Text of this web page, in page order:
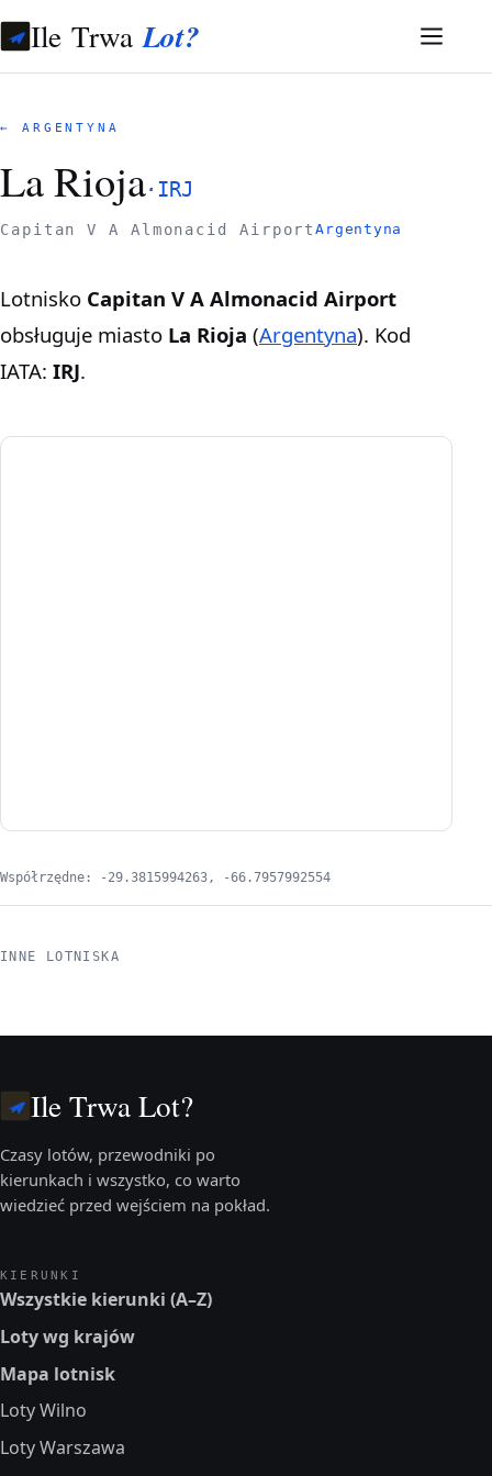
Ile TrwaLot?
← ARGENTYNA
La Rioja· IRJ
Capitan V A Almonacid AirportArgentyna
Lotnisko Capitan V A Almonacid Airport
obsługuje miasto La Rioja (Argentyna). Kod
IATA: IRJ.
Współrzędne: -29.3815994263, -66.7957992554
INNE LOTNISKA
Ile Trwa Lot?
Czasy lotów, przewodniki po
kierunkach i wszystko, co warto
wiedzieć przed wejściem na pokład.
KIERUNKI
Wszystkie kierunki (A–Z)
Loty wg krajów
Mapa lotnisk
Loty Wilno
Loty Warszawa